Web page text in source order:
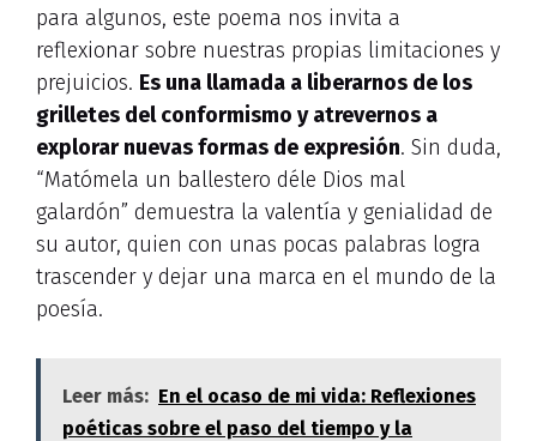
para algunos, este poema nos invita a
reflexionar sobre nuestras propias limitaciones y
prejuicios. Es una llamada a liberarnos de los
grilletes del conformismo y atrevernos a
explorar nuevas formas de expresión. Sin duda,
“Matómela un ballestero déle Dios mal
galardón” demuestra la valentía y genialidad de
su autor, quien con unas pocas palabras logra
trascender y dejar una marca en el mundo de la
poesía.
Leer más: En el ocaso de mi vida: Reflexiones
poéticas sobre el paso del tiempo y la